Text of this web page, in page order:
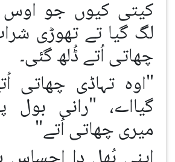
کیتی کیوں جو
لگ گیا تے تھوڑی
چھاتی اُتے ڈُلھ گئی۔
"اوہ تہاڈی چھاتی
گیااے، "رانی بول
میری چھاتی اُتے"